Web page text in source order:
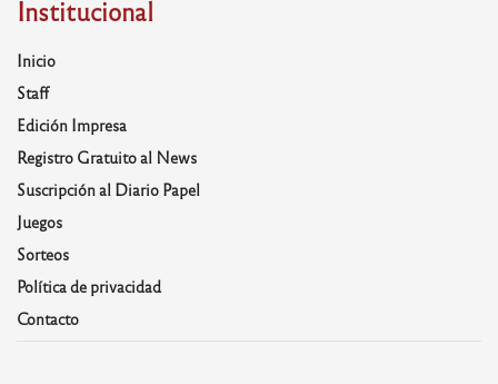
Institucional
Inicio
Staff
Edición Impresa
Registro Gratuito al News
Suscripción al Diario Papel
Juegos
Sorteos
Política de privacidad
Contacto